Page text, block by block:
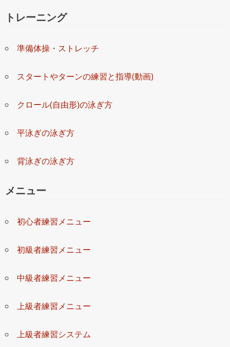
トレーニング
準備体操・ストレッチ
スタートやターンの練習と指導(動画)
クロール(自由形)の泳ぎ方
平泳ぎの泳ぎ方
背泳ぎの泳ぎ方
メニュー
初心者練習メニュー
初級者練習メニュー
中級者練習メニュー
上級者練習メニュー
上級者練習システム